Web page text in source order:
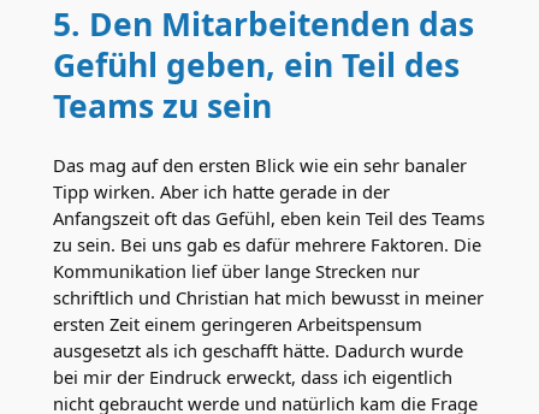
5. Den Mitarbeitenden das
Gefühl geben, ein Teil des
Teams zu sein
Das mag auf den ersten Blick wie ein sehr banaler
Tipp wirken. Aber ich hatte gerade in der
Anfangszeit oft das Gefühl, eben kein Teil des Teams
zu sein. Bei uns gab es dafür mehrere Faktoren. Die
Kommunikation lief über lange Strecken nur
schriftlich und Christian hat mich bewusst in meiner
ersten Zeit einem geringeren Arbeitspensum
ausgesetzt als ich geschafft hätte. Dadurch wurde
bei mir der Eindruck erweckt, dass ich eigentlich
nicht gebraucht werde und natürlich kam die Frage